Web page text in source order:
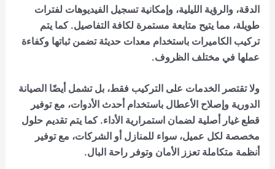
الدقة، والرؤية الليلية، وإمكانية تسجيل الفيديوهات لفترات
طويلة، مما يتيح متابعة مستمرة لكافة التفاصيل. كما يتم
تركيب الكاميرات باستخدام معدات حديثة تضمن ثباتها وكفاءة
عملها في مختلف الظروف.
ولا تقتصر الخدمات على التركيب فقط، بل تشمل أيضًا الصيانة
الدورية وإصلاح الأعطال باستخدام أحدث الأدوات، مع توفير
قطع غيار أصلية لضمان استمرارية الأداء. كما يتم تقديم حلول
مخصصة لكل عميل، سواء للمنازل أو الشركات، مع توفير
أنظمة متكاملة تعزز الأمان وتوفر راحة البال.